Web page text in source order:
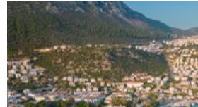
თბილისი -
ლარიდან